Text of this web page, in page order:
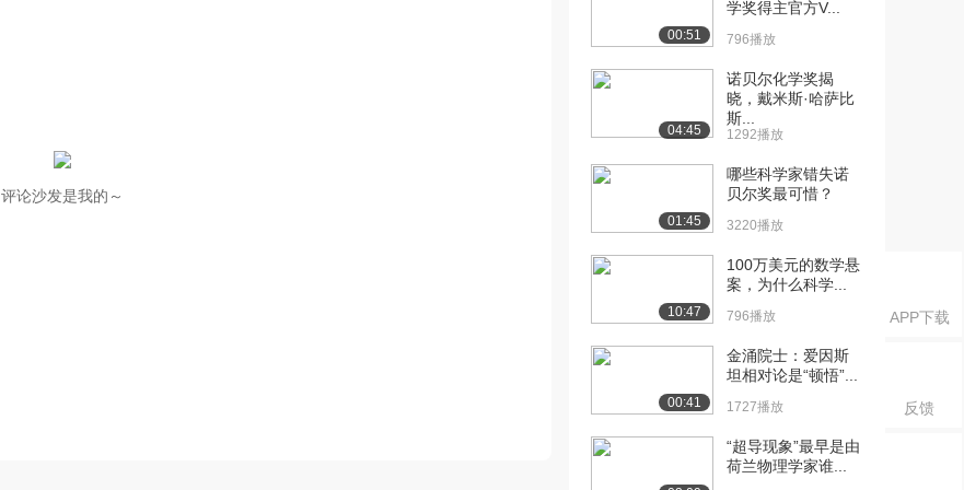
APP下载
反馈
评论沙发是我的～
00:51
学奖得主官方V...
796播放
04:45
诺贝尔化学奖揭
晓，戴米斯·哈萨比
斯...
1292播放
01:45
哪些科学家错失诺
贝尔奖最可惜？
3220播放
10:47
100万美元的数学悬
案，为什么科学...
796播放
00:41
金涌院士：爱因斯
坦相对论是“顿悟”...
1727播放
“超导现象”最早是由
荷兰物理学家谁...